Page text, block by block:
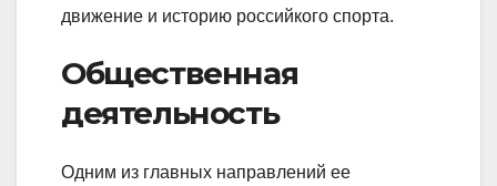
движение и историю российкого спорта.
Общественная
деятельность
Одним из главных направлений ее